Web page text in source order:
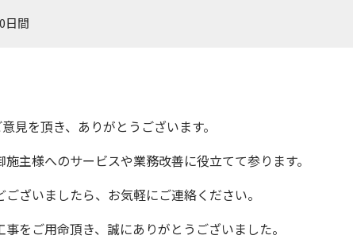
日間
見を頂き、ありがとうございます。
主様へのサービスや業務改善に役立てて参ります。
ざいましたら、お気軽にご連絡ください。
事をご用命頂き、誠にありがとうございました。